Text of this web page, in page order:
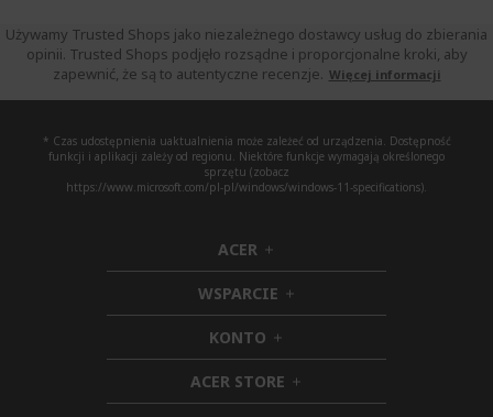
Używamy Trusted Shops jako niezależnego dostawcy usług do zbierania
opinii. Trusted Shops podjęło rozsądne i proporcjonalne kroki, aby
zapewnić, że są to autentyczne recenzje. Więcej informacji
* Czas udostępnienia uaktualnienia może zależeć od urządzenia. Dostępność
funkcji i aplikacji zależy od regionu. Niektóre funkcje wymagają określonego
sprzętu (zobacz
https://www.microsoft.com/pl-pl/windows/windows-11-specifications).
ACER h
i
d
d
e
n
WSPARCIE h
i
d
e
n
KONTO h
i
d
d
ACER STORE h
i